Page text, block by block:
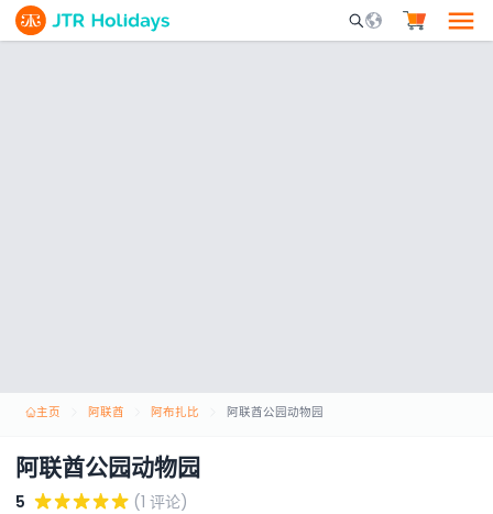
Mobile Search
主页 阿联酋 阿布扎比 阿联酋公园动物园
阿联酋公园动物园
5
(1 评论)